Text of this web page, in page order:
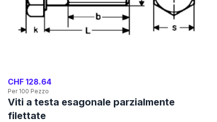
CHF 128.64
Per 100 Pezzo
Viti a testa esagonale parzialmente
filettate